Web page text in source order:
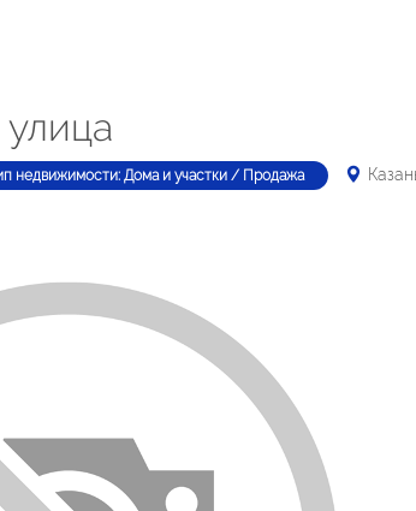
недвижимости: Дома и участки / Продажа